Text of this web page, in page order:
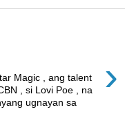
›
Magic , ang talent
, si Lovi Poe , na
ugnayan sa